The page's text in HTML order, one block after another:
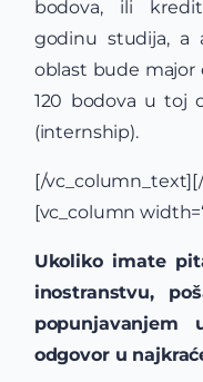
bodova, ili
godinu studija, a
oblast bude major
120 bodova u toj
(internship).
[/
[vc_column
Ukoliko imate
inostranstvu,
odgovor u